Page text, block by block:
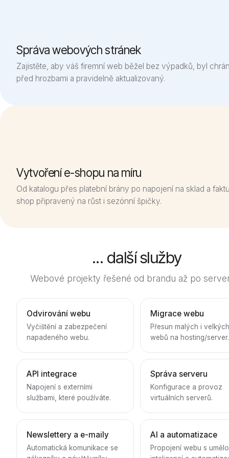
Správa webových stránek
Zajistěte, aby váš firemní web běžel bez výpadků, byl
před hrozbami a pravidelně aktualizovaný.
Vytvoření e-shopu na míru
Od katalogu přes platební brány po napojení na sklad a
shop připravený na růst i sezónní špičky.
... další služby
Webové projekty řešené od brandu až po
Odvirování webu
Vyčištění a zabezpečení
napadeného webu.
Migrace webu
Přesun malých i velkých
webů na hosting/server.
API integrace
Napojení s externími
službami, které používáte.
Správa serveru
Konfigurace a provoz
virtuálních serverů.
Newslettery a e-maily
Automatická komunikace se
AI a automatizace
Propojení webu s